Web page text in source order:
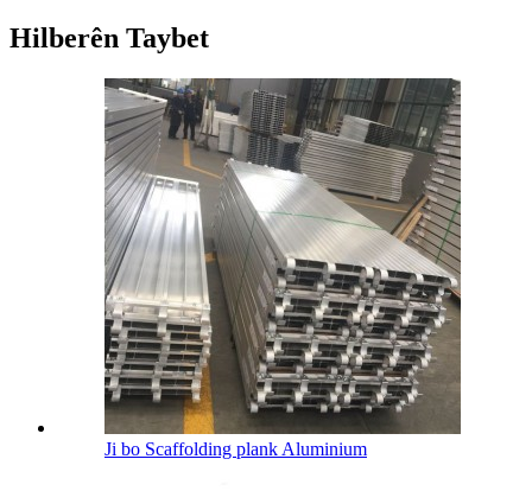
Hilberên Taybet
Ji bo Scaffolding plank Aluminium